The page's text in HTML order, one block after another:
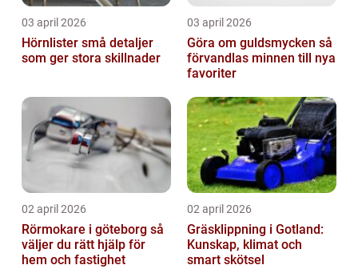
03 april 2026
Hörnlister små detaljer
som ger stora skillnader
03 april 2026
Göra om guldsmycken så
förvandlas minnen till nya
favoriter
02 april 2026
Rörmokare i göteborg så
väljer du rätt hjälp för
hem och fastighet
02 april 2026
Gräsklippning i Gotland:
Kunskap, klimat och
smart skötsel